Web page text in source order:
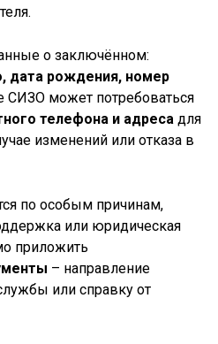
о заключённом:
дата рождения, номер
СИЗО может потребоваться
телефона и адреса для
изменений или отказа в
по особым причинам,
или юридическая
приложить
– направление
или справку от